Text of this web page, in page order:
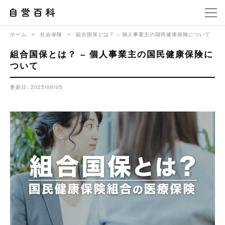
ホーム > 社会保険 > 組合国保とは？ – 個人事業主の国民健康保険について
組合国保とは？ – 個人事業主の国民健康保険に
ついて
更新日: 2025/06/05